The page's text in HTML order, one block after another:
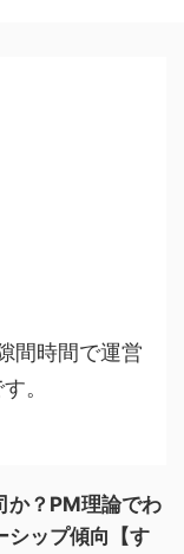
間時間で運営
。
か？PM理論でわ
シップ傾向【す